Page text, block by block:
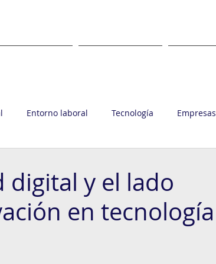
Entorno laboral Tecnología Empresas
digital y el lado
en tecnología